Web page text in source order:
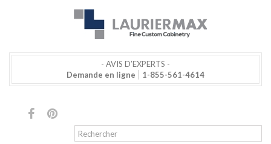
- AVIS D’EXPERTS -
Demande en ligne
1-855-561-4614